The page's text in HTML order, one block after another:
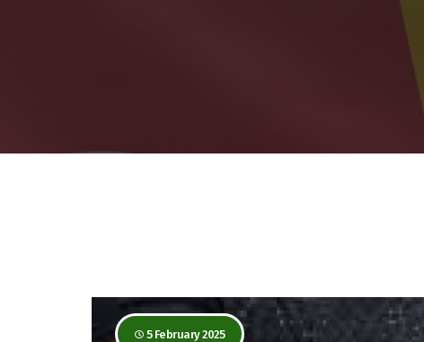
5 February 2025